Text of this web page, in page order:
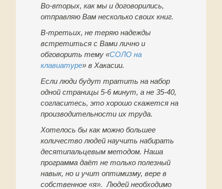
Во-вторых, как мы и договорились,
отправляю Вам несколько своих книг.
В-третьих, не теряю надежды
встретиться с Вами лично и
обговорить тему «СОЛО на
клавиатуре» в Хакасии.
Если люди будут тратить на набор
одной страницы 5-6 минут, а не 35-40,
согласитесь, это хорошо скажется на
производительности их труда.
Хотелось бы как можно большее
количество людей научить набирать
десятипальцевым методом. Наша
программа даёт не только полезный
навык, но и учит оптимизму, вере в
собственное «я». Людей необходимо